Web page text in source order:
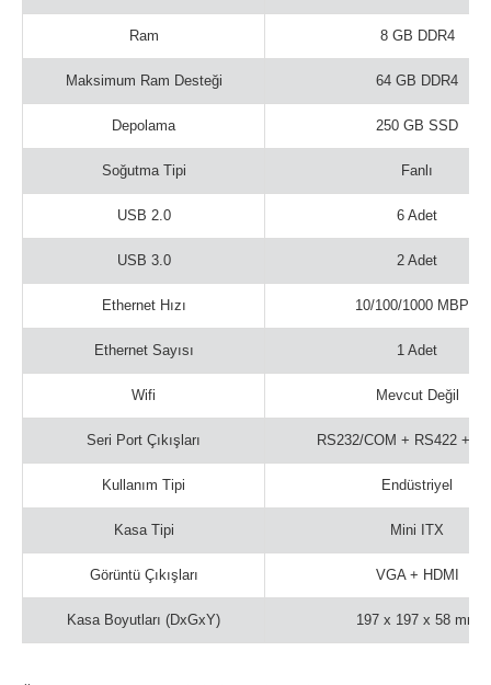
Ram 8 GB DDR4
Maksimum Ram Desteği 64 GB DDR4
Depolama 250 GB SSD
Soğutma Tipi Fanlı
USB 2.0 6 Adet
USB 3.0 2 Adet
Ethernet Hızı 10/100/1000 MBPS
Ethernet Sayısı 1 Adet
Wifi Mevcut Değil
Seri Port Çıkışları RS232/COM + RS422 +
Kullanım Tipi Endüstriyel
Kasa Tipi Mini ITX
Görüntü Çıkışları VGA + HDMI
Kasa Boyutları (DxGxY) 197 x 197 x 58 mm